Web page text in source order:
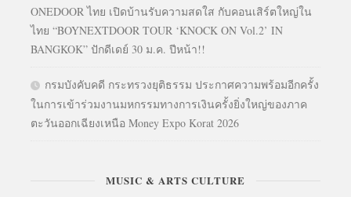
ONEDOOR ไทย เปิดบ้านรับความสดใส กับคอนเสิร์ตใหญ่ใน
ไทย “BOYNEXTDOOR TOUR ‘KNOCK ON Vol.2’ IN
BANGKOK” ปักดีเดย์ 30 ม.ค. ปีหน้า!!
กรมบังคับคดี กระทรวงยุติธรรม ประกาศความพร้อมอีกครั้ง
ในการเข้าร่วมงานมหกรรมทางการเงินครั้งยิ่งใหญ่ของภาค
ตะวันออกเฉียงเหนือ Money Expo Korat 2026
MUSIC & ARTS CULTURE